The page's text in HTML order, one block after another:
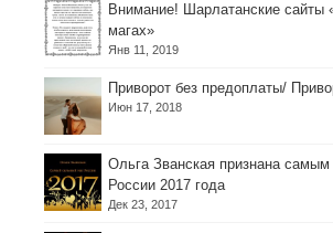
Внимание! Шарлатанские сайты
магах»
Янв 11, 2019
Приворот без предоплаты/
Июн 17, 2018
Ольга Званская признана
России 2017 года
Дек 23, 2017